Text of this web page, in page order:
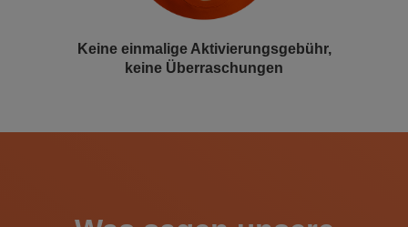
Keine einmalige Aktivierungsgebühr,
keine Überraschungen